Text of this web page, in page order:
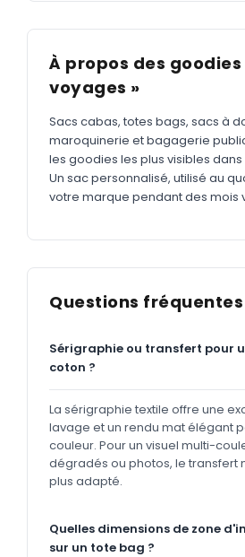
À propos des goodies
voyages »
Sacs cabas, totes bags, sacs à
maroquinerie et bagagerie
les goodies les plus visibles
Un sac personnalisé, utilisé au
votre marque pendant des mois
Questions fréquentes
Sérigraphie ou transfert pour
coton ?
La sérigraphie textile offre une
lavage et un rendu mat élégant
couleur. Pour un visuel multi-
dégradés ou photos, le transfert
plus adapté.
Quelles dimensions de zone
sur un tote bag ?